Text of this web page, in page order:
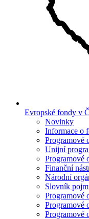
Evropské fondy v
Novinky
Informace o
Programové
Unijní
Programové
Finanční
Národní
Slovník
Programové
Programové
Programové